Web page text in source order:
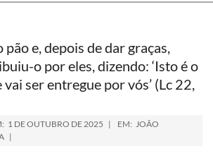
pão e, depois de dar graças,
o por eles, dizendo: ‘Isto é o
ser entregue por vós’ (Lc 22,
1 DE OUTUBRO DE 2025 EM: JOÃO